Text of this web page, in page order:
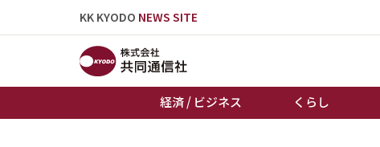
KK KYODO NEWS SITE
経済 / ビジネス くらし